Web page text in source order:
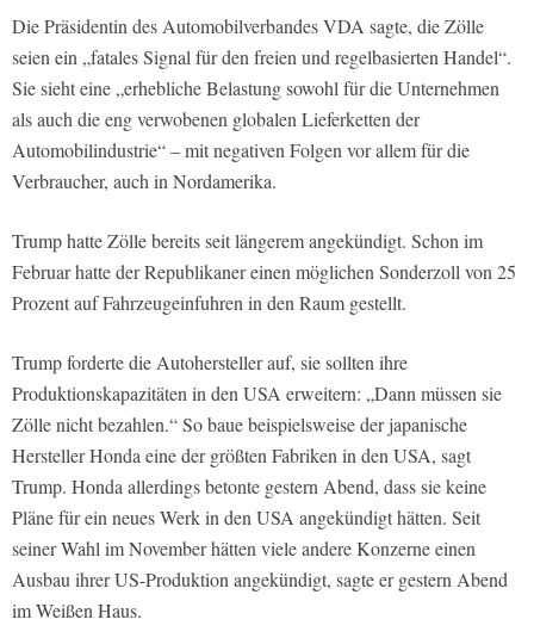
Die Präsidentin des Automobilverbandes VDA sagte, die Zölle
seien ein „fatales Signal für den freien und regelbasierten Handel“.
Sie sieht eine „erhebliche Belastung sowohl für die Unternehmen
als auch die eng verwobenen globalen Lieferketten der
Automobilindustrie“ – mit negativen Folgen vor allem für die
Verbraucher, auch in Nordamerika.
Trump hatte Zölle bereits seit längerem angekündigt. Schon im
Februar hatte der Republikaner einen möglichen Sonderzoll von 25
Prozent auf Fahrzeugeinfuhren in den Raum gestellt.
Trump forderte die Autohersteller auf, sie sollten ihre
Produktionskapazitäten in den USA erweitern: „Dann müssen sie
Zölle nicht bezahlen.“ So baue beispielsweise der japanische
Hersteller Honda eine der größten Fabriken in den USA, sagt
Trump. Honda allerdings betonte gestern Abend, dass sie keine
Pläne für ein neues Werk in den USA angekündigt hätten. Seit
seiner Wahl im November hätten viele andere Konzerne einen
Ausbau ihrer US-Produktion angekündigt, sagte er gestern Abend
im Weißen Haus.